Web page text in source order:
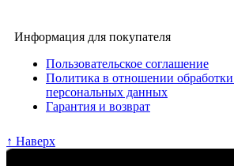
Информация для покупателя
Пользовательское соглашение
Политика в отношении
персональных данных
Гарантия и возврат
↑ Наверх